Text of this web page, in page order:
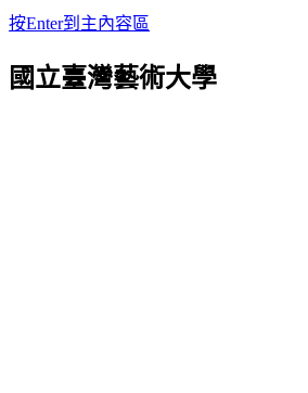
按Enter到主內容區
國立臺灣藝術大學